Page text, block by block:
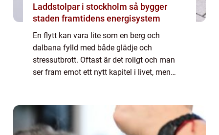
Laddstolpar i stockholm så bygger
staden framtidens energisystem
En flytt kan vara lite som en berg och
dalbana fylld med både glädje och
stressutbrott. Oftast är det roligt och man
ser fram emot ett nytt kapitel i livet, men